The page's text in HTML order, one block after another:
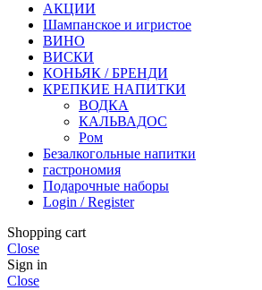
АКЦИИ
Шампанское и игристое
ВИНО
ВИСКИ
КОНЬЯК / БРЕНДИ
КРЕПКИЕ НАПИТКИ
ВОДКА
КАЛЬВАДОС
Ром
Безалкогольные напитки
гастрономия
Подарочные наборы
Login / Register
Shopping cart
Close
Sign in
Close